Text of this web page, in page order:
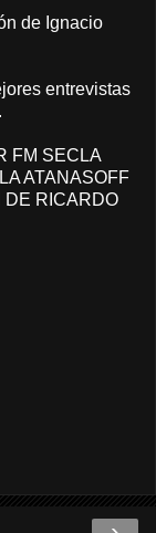
de Ignacio
entrevistas
FM SECLA
ATANASOFF
DE RICARDO